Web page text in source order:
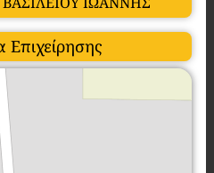
Επιχείρησης